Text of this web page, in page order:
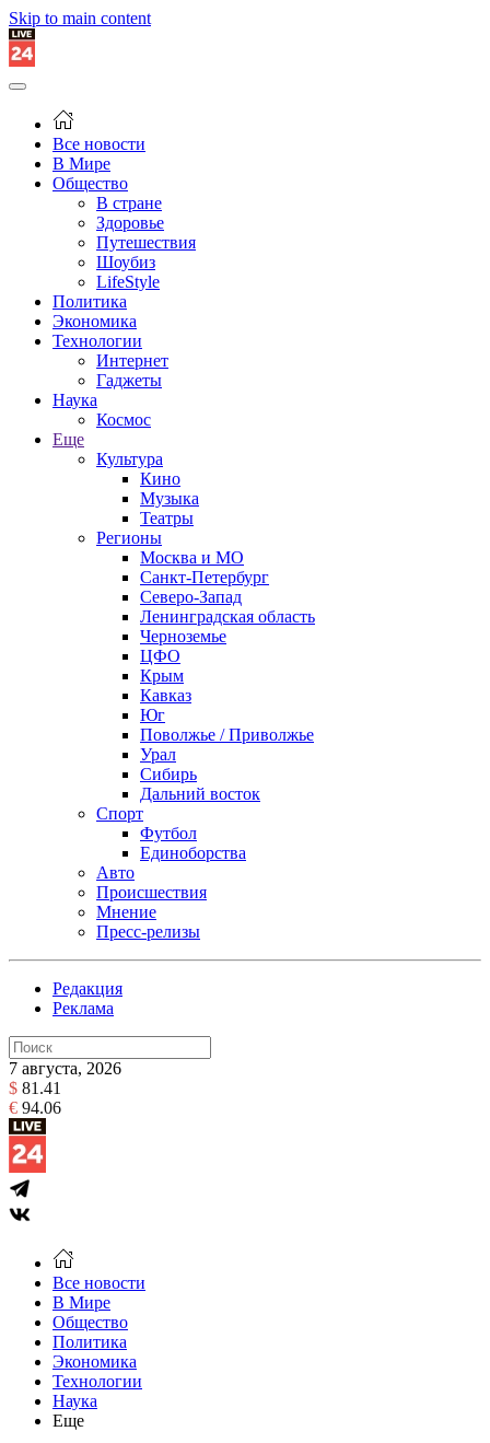
Skip to main content
Все новости
В Мире
Общество
В стране
Здоровье
Путешествия
Шоубиз
LifeStyle
Политика
Экономика
Технологии
Интернет
Гаджеты
Наука
Космос
Еще
Культура
Кино
Музыка
Театры
Регионы
Москва и МО
Санкт-Петербург
Северо-Запад
Ленинградская область
Черноземье
ЦФО
Крым
Кавказ
Юг
Поволжье / Приволжье
Урал
Сибирь
Дальний восток
Спорт
Футбол
Единоборства
Авто
Происшествия
Мнение
Пресс-релизы
Редакция
Реклама
7 августа, 2026
$ 81.41
€ 94.06
Все новости
В Мире
Общество
Политика
Экономика
Технологии
Наука
Еще